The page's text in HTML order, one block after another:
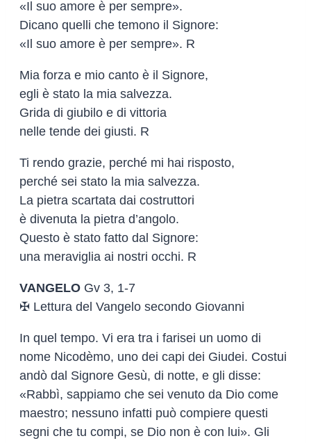
«Il suo amore è per sempre».
Dicano quelli che temono il Signore:
«Il suo amore è per sempre». R
Mia forza e mio canto è il Signore,
egli è stato la mia salvezza.
Grida di giubilo e di vittoria
nelle tende dei giusti. R
Ti rendo grazie, perché mi hai risposto,
perché sei stato la mia salvezza.
La pietra scartata dai costruttori
è divenuta la pietra d’angolo.
Questo è stato fatto dal Signore:
una meraviglia ai nostri occhi. R
VANGELO Gv 3, 1-7
✠ Lettura del Vangelo secondo Giovanni
In quel tempo. Vi era tra i farisei un uomo di
nome Nicodèmo, uno dei capi dei Giudei. Costui
andò dal Signore Gesù, di notte, e gli disse:
«Rabbì, sappiamo che sei venuto da Dio come
maestro; nessuno infatti può compiere questi
segni che tu compi, se Dio non è con lui». Gli